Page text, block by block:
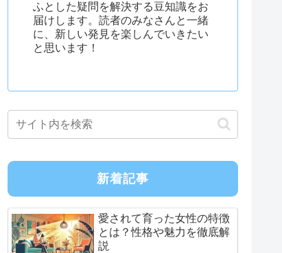
ふとした疑問を解決する豆知識をお
届けします。読者のみなさんと一緒
に、新しい発見を楽しんでいきたい
と思います！
新着記事
愛されて育った女性の特徴
とは？性格や魅力を徹底解
説